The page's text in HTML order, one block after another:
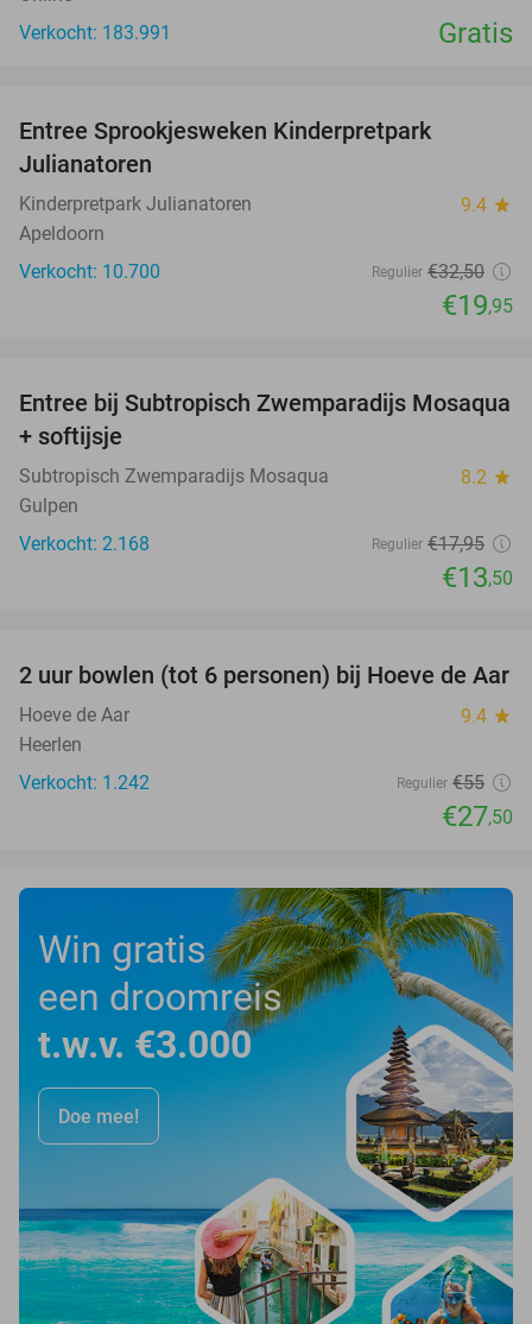
Verkocht: 183.991
Gratis
Entree Sprookjesweken Kinderpretpark
Julianatoren
Kinderpretpark Julianatoren 9.4 star
Apeldoorn
Verkocht: 10.700
Regulier €32,50
€19,95
25%
Entree bij Subtropisch Zwemparadijs Mosaqua
+ softijsje
Subtropisch Zwemparadijs Mosaqua 8.2 star
Gulpen
Verkocht: 2.168
Regulier €17,95
€13,50
50%
2 uur bowlen (tot 6 personen) bij Hoeve de Aar
Hoeve de Aar 9.4 star
Heerlen
Verkocht: 1.242
Regulier €55
€27,50
Win gratis
een droomreis
t.w.v. €3.000
Doe mee!